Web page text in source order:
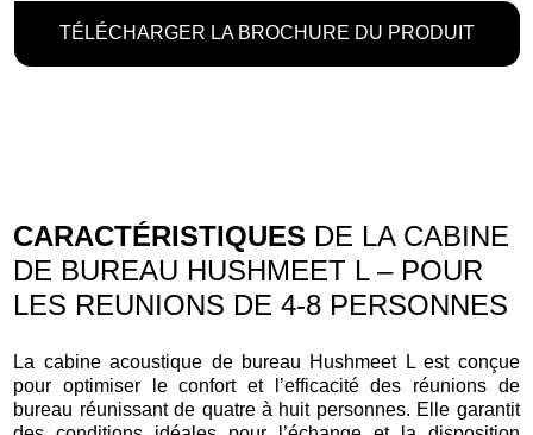
TÉLÉCHARGER LA BROCHURE DU PRODUIT
CARACTÉRISTIQUES DE LA CABINE
DE BUREAU HUSHMEET L – POUR
LES REUNIONS DE 4-8 PERSONNES
La cabine acoustique de bureau Hushmeet L est conçue
pour optimiser le confort et l’efficacité des réunions de
bureau réunissant de quatre à huit personnes. Elle garantit